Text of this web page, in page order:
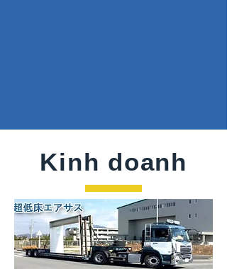
Kinh doanh